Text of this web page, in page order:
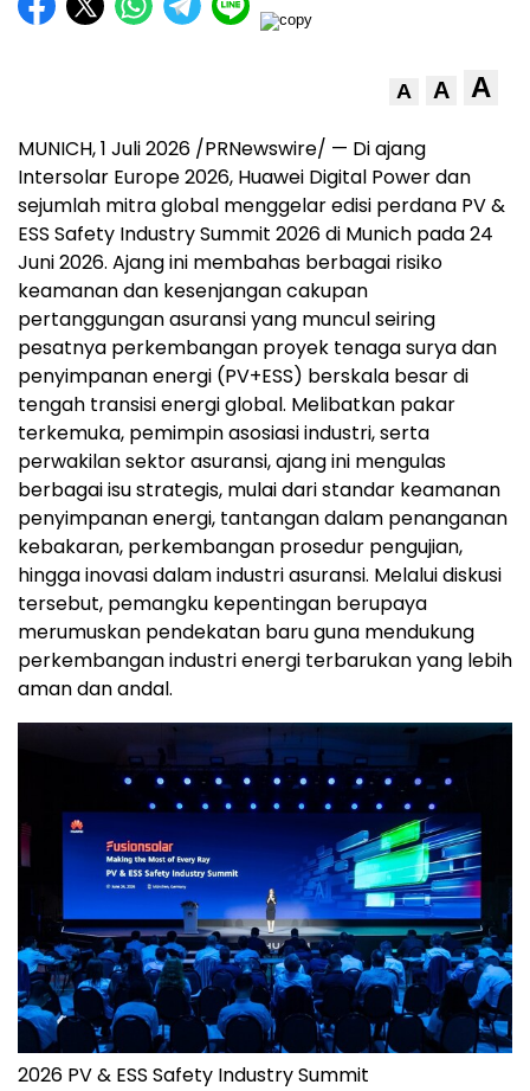
A A A
MUNICH, 1 Juli 2026 /PRNewswire/ — Di ajang
Intersolar Europe 2026, Huawei Digital Power dan
sejumlah mitra global menggelar edisi perdana PV &
ESS Safety Industry Summit 2026 di Munich pada 24
Juni 2026. Ajang ini membahas berbagai risiko
keamanan dan kesenjangan cakupan
pertanggungan asuransi yang muncul seiring
pesatnya perkembangan proyek tenaga surya dan
penyimpanan energi (PV+ESS) berskala besar di
tengah transisi energi global. Melibatkan pakar
terkemuka, pemimpin asosiasi industri, serta
perwakilan sektor asuransi, ajang ini mengulas
berbagai isu strategis, mulai dari standar keamanan
penyimpanan energi, tantangan dalam penanganan
kebakaran, perkembangan prosedur pengujian,
hingga inovasi dalam industri asuransi. Melalui diskusi
tersebut, pemangku kepentingan berupaya
merumuskan pendekatan baru guna mendukung
perkembangan industri energi terbarukan yang lebih
aman dan andal.
2026 PV & ESS Safety Industry Summit